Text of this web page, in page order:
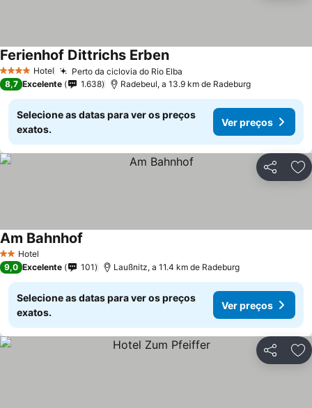
4 EstrelasHotel Perto da ciclovia do Rio Elba
Ferienhof Dittrichs ErbenVer preços
8,7 Excelente 1.638 Radebeul, a 13.9 km de Radeburg
Selecione as datas para ver os preços
exatos.
Ver preços
Partilhar
2 Estrelas
Hotel
Am Bahnhof
9,0 Excelente 101 Laußnitz, a 11.4 km de Radeburg
Selecione as datas para ver os preços
exatos.
Ver preços
Partilhar